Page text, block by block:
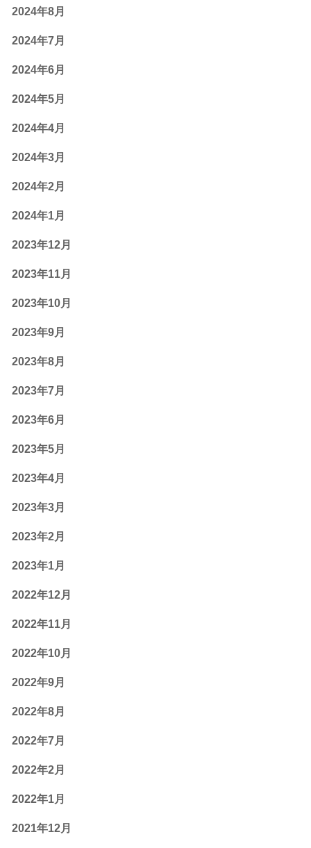
2024年8月
2024年7月
2024年6月
2024年5月
2024年4月
2024年3月
2024年2月
2024年1月
2023年12月
2023年11月
2023年10月
2023年9月
2023年8月
2023年7月
2023年6月
2023年5月
2023年4月
2023年3月
2023年2月
2023年1月
2022年12月
2022年11月
2022年10月
2022年9月
2022年8月
2022年7月
2022年2月
2022年1月
2021年12月